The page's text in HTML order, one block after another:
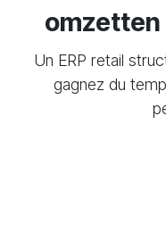
omzetten
Un ERP retail
gagnez du